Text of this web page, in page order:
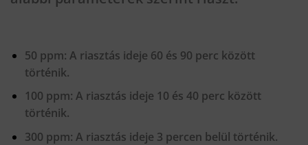
50 ppm: A riasztás ideje 60 és 90 perc között
történik.
100 ppm: A riasztás ideje 10 és 40 perc között
történik.
300 ppm: A riasztás ideje 3 percen belül történik.